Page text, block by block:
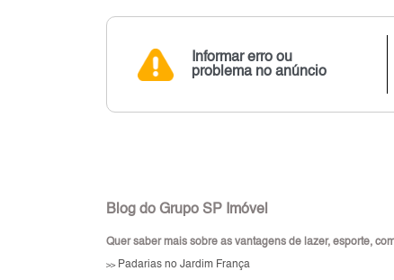
Informar erro ou
problema no anúncio
Blog do Grupo SP Imóvel
Quer saber mais sobre as vantagens de lazer, esporte,
>>Padarias no Jardim França